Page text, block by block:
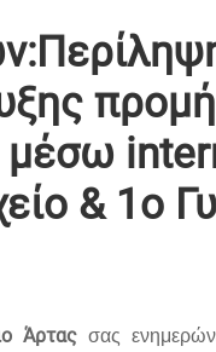
μέσω
& 1ο
Άρτας σας